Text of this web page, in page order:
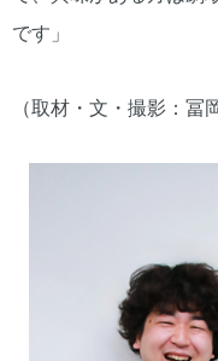
です」
（取材・文・撮影：冨